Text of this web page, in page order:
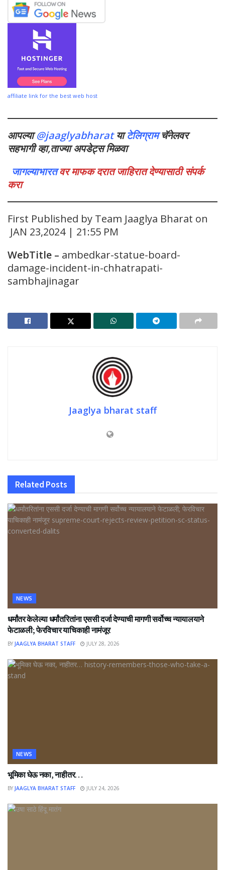
affiliate link for the best web host
आपल्या@jaaglyabharatयाटेलिग्रामचॅनेलवर
सहभागी व्हा,ताज्या अपडेट्स मिळवा
जागल्याभारतवर माफक दरात जाहिरात देण्यासाठी संपर्क
करा
First Published by Team Jaaglya Bharat on
JAN 23,2024 | 21:55 PM
WebTitle – ambedkar-statue-board-
damage-incident-in-chhatrapati-
sambhajinagar
Jaaglya bharat staff
Related Posts
NEWS
धर्मांतर केलेल्या धर्मांतरितांना एससी दर्जा देण्याची मागणी सर्वोच्च न्यायालयाने
फेटाळली; फेरविचार याचिकाही नामंजूर
BY JAAGLYA BHARAT STAFF JULY 28, 2026
NEWS
भूमिका घेऊ नका, नाहीतर…
BY JAAGLYA BHARAT STAFF JULY 24, 2026